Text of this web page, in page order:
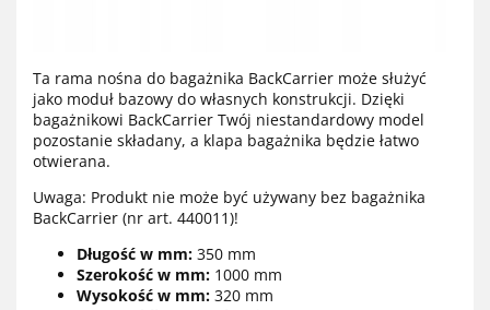
Ta rama nośna do bagażnika BackCarrier może służyć
jako moduł bazowy do własnych konstrukcji. Dzięki
bagażnikowi BackCarrier Twój niestandardowy model
pozostanie składany, a klapa bagażnika będzie łatwo
otwierana.
Uwaga: Produkt nie może być używany bez bagażnika
BackCarrier (nr art. 440011)!
Długość w mm: 350 mm
Szerokość w mm: 1000 mm
Wysokość w mm: 320 mm